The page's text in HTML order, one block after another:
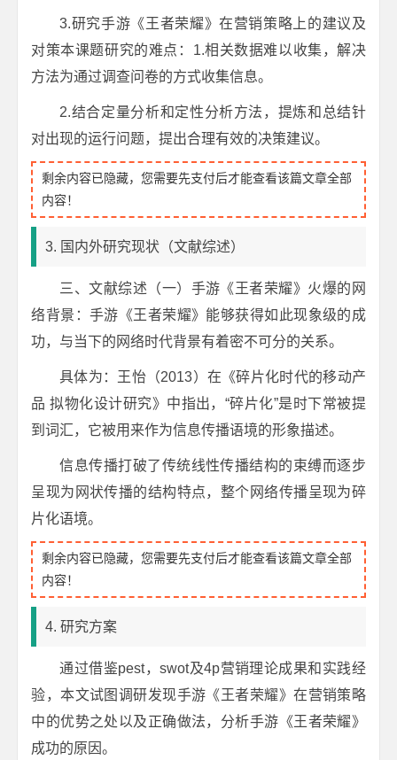
3.研究手游《王者荣耀》在营销策略上的建议及
对策本课题研究的难点：1.相关数据难以收集，解决
方法为通过调查问卷的方式收集信息。
2.结合定量分析和定性分析方法，提炼和总结针
对出现的运行问题，提出合理有效的决策建议。
剩余内容已隐藏，您需要先支付后才能查看该篇文章全部
内容！
3. 国内外研究现状（文献综述）
三、文献综述（一）手游《王者荣耀》火爆的网
络背景：手游《王者荣耀》能够获得如此现象级的成
功，与当下的网络时代背景有着密不可分的关系。
具体为：王怡（2013）在《碎片化时代的移动产
品 拟物化设计研究》中指出，“碎片化”是时下常被提
到词汇，它被用来作为信息传播语境的形象描述。
信息传播打破了传统线性传播结构的束缚而逐步
呈现为网状传播的结构特点，整个网络传播呈现为碎
片化语境。
剩余内容已隐藏，您需要先支付后才能查看该篇文章全部
内容！
4. 研究方案
通过借鉴pest，swot及4p营销理论成果和实践经
验，本文试图调研发现手游《王者荣耀》在营销策略
中的优势之处以及正确做法，分析手游《王者荣耀》
成功的原因。